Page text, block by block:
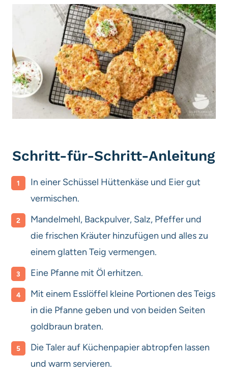
Schritt-für-Schritt-Anleitung
In einer Schüssel Hüttenkäse und Eier gut
vermischen.
Mandelmehl, Backpulver, Salz, Pfeffer und
die frischen Kräuter hinzufügen und alles zu
einem glatten Teig vermengen.
Eine Pfanne mit Öl erhitzen.
Mit einem Esslöffel kleine Portionen des Teigs
in die Pfanne geben und von beiden Seiten
goldbraun braten.
Die Taler auf Küchenpapier abtropfen lassen
und warm servieren.